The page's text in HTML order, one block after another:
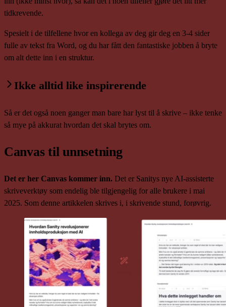
tidkrevende.
Spesielt i de tilfellene hvor en kollega av deg gir deg en 3-4 sider
fulle av tekst fra Word, og du har fått den fantastiske jobben å bryte
om alt dette inn i en struktur.
Ikke alltid like inspirerende
Så er det også noen ganger man bare har lyst til å skrive – ikke tenke
så mye på akkurat hvordan det skal brytes om.
Canvas til unnsetning
Det er her Canvas kommer inn. Det er Sanitys nye AI-assisterte
skriveverktøy som endelig ble tilgjengelig for alle brukere i mai
2025. Som denne artikkelen skrives i, i skrivende stund, forøvrig.